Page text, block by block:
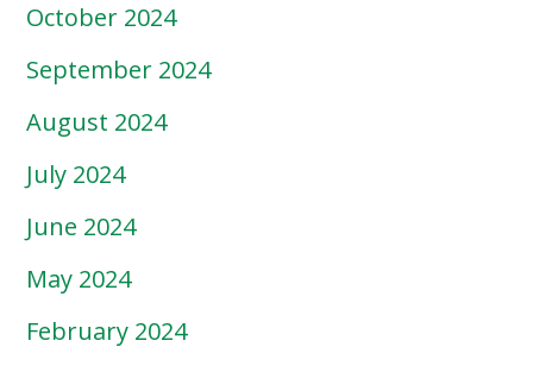
October 2024
September 2024
August 2024
July 2024
June 2024
May 2024
February 2024